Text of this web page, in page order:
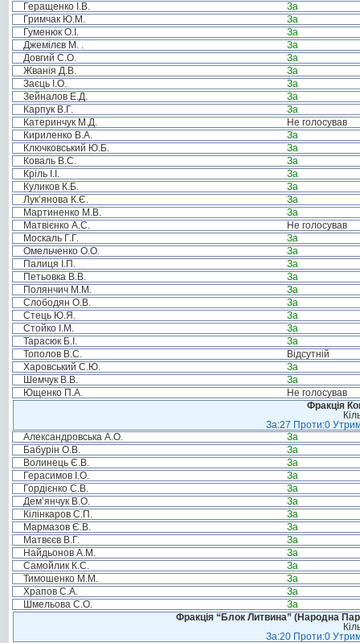
Геращенко І.В.
За
Гримчак Ю.М.
За
Гуменюк О.І.
За
Джемілєв М. .
За
Довгий С.О.
За
Жванія Д.В.
За
Заєць І.О.
За
Зейналов Е.Д.
За
Карпук В.Г.
За
Катеринчук М.Д.
Не голосував
Кириленко В.А.
За
Ключковський Ю.Б.
За
Коваль В.С.
За
Кріль І.І.
За
Куликов К.Б.
За
Лук’янова К.Є.
За
Мартиненко М.В.
За
Матвієнко А.С.
Не голосував
Москаль Г.Г.
За
Омельченко О.О.
За
Палиця І.П.
За
Петьовка В.В.
За
Полянчич М.М.
За
Слободян О.В.
За
Стець Ю.Я.
За
Стойко І.М.
За
Тарасюк Б.І.
За
Тополов В.С.
Відсутній
Харовський С.Ю.
За
Шемчук В.В.
За
Ющенко П.А.
Не голосував
Фракція
За:27 Проти:0
Александровська А.О.
За
Бабурін О.В.
За
Волинець Є.В.
За
Герасимов І.О.
За
Гордієнко С.В.
За
Дем’янчук В.О.
За
Кілінкаров С.П.
За
Мармазов Є.В.
За
Матвєєв В.Г.
За
Найдьонов А.М.
За
Самойлик К.С.
За
Тимошенко М.М.
За
Храпов С.А.
За
Шмельова С.О.
За
Фракція “Блок Литвина” (Народна
За:20 Проти:0